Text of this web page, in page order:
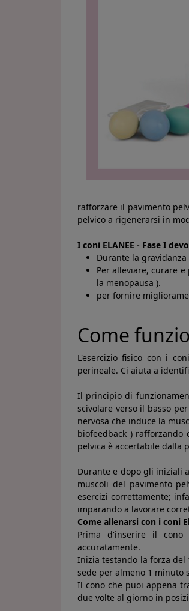
rafforzare il pavimento
pelvico a rigenerarsi in
I coni ELANEE - Fase I
Durante la
Per alleviare, curare
la menopausa ).
per fornire
Come
L'esercizio fisico con i
perineale. Ci aiuta a
Il principio di
scivolare verso il basso
nervosa che induce la
biofeedback ) rafforzando
pelvica è accertabile dalla
Durante e dopo gli iniziali
muscoli del pavimento
esercizi correttamente;
imparando a lavorare
Come allenarsi con i coni
Prima d'inserire il
accuratamente.
Inizia testando la forza
sede per almeno 1 minuto
Il cono che puoi appena
due volte al giorno in